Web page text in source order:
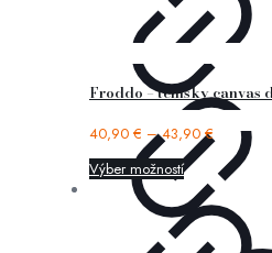
Froddo – tenisky canvas
40,90 € –43,90€
Výber možností